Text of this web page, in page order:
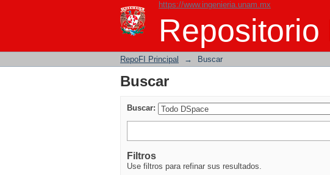
https://www.ingenieria.unam.mx
Buscar
RepoFI Principal → Buscar
Buscar
Buscar:
Filtros
Use filtros para refinar sus resultados.